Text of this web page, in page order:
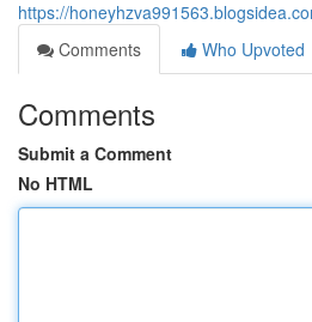
https://
Comments
Who Upvoted
Comments
Submit a Comment
No HTML